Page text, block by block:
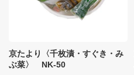
京たより〈千枚漬・すぐき・み
ぶ菜〉 NK-50